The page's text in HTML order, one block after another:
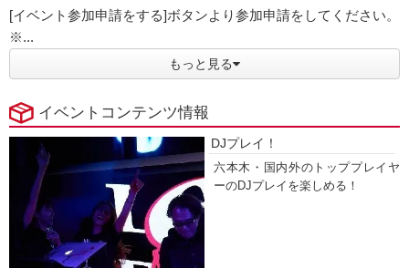
[イベント参加申請をする]ボタンより参加申請をしてください。
※...
もっと見る
イベントコンテンツ情報
DJプレイ！
六本木・国内外のトッププレイヤ
ーのDJプレイを楽しめる！